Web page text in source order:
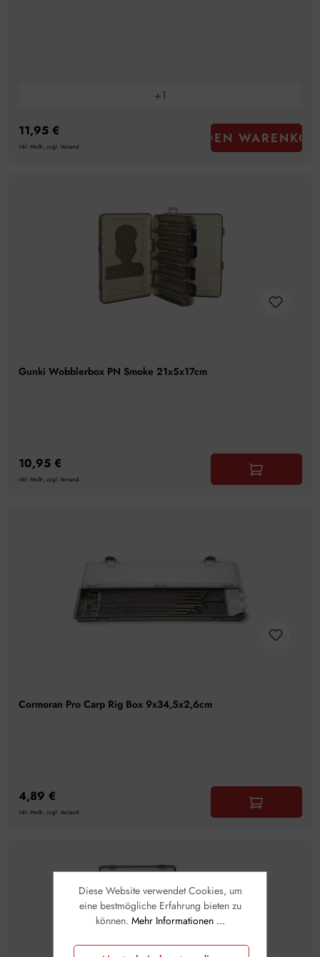
+1
11,95 €
inkl. MwSt., zzgl. Versand IN DEN
Gunki Wobblerbox PN Smoke 21x5x17cm
10,95 €
inkl. MwSt., zzgl. Versand
Cormoran Pro Carp Rig Box 9x34,5x2,6cm
4,89 €
inkl. MwSt., zzgl. Versand
Diese Website verwendet Cookies, um
eine bestmögliche Erfahrung bieten zu
können. Mehr Informationen ...